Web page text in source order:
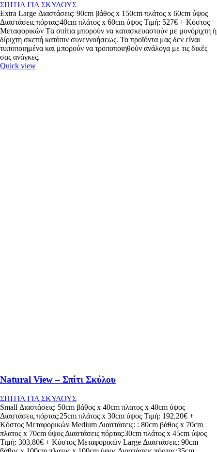
ΣΠΙΤΙΑ ΓΙΑ ΣΚΥΛΟΥΣ
Extra Large Διαστάσεις: 90cm βάθος x 150cm πλάτος x 60cm ύψος
Διαστάσεις πόρτας:40cm πλάτος x 60cm ύψος Τιμή: 527€ + Κόστος
Μεταφορικών Tα σπίτια μπορούν να κατασκευαστούν με μονόριχτη ή
δίριχτη σκεπή κατόπιν συνεννοήσεως. Τα προϊόντα μας δεν είναι
τυποποιημένα και μπορούν να τροποποιηθούν ανάλογα με τις δικές
σας ανάγκες.
Quick view
Natural View – Σπίτι Σκύλου
ΣΠΙΤΙΑ ΓΙΑ ΣΚΥΛΟΥΣ
Small Διαστάσεις: 50cm βάθος x 40cm πλατος x 40cm ύψος
Διαστάσεις πόρτας:25cm πλάτος x 30cm ύψος Τιμή: 192,20€ +
Κόστος Μεταφορικών Medium Διαστάσεις: : 80cm βάθος x 70cm
πλατος x 70cm ύψος Διαστάσεις πόρτας:30cm πλάτος x 45cm ύψος
Τιμή: 303,80€ + Κόστος Μεταφορικών Large Διαστάσεις: 90cm